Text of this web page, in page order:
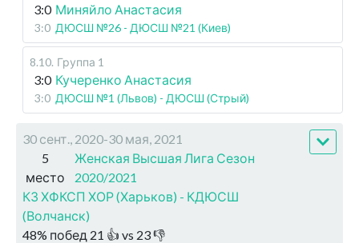
3:0 Миняйло Анастасия
3:0 ДЮСШ №26 - ДЮСШ №21 (Киев)
8.10. Группа 1
3:0 Кучеренко Анастасия
3:0 ДЮСШ №1 (Львов) - ДЮСШ (Стрый)
30 сент., 2020-30 мая, 2021
5
место
Женская Высшая Лига Сезон
2020/2021
КЗ ХФКСП ХОР (Харьков) - КДЮСШ
(Волчанск)
48% побед 21 👍 vs 23👎